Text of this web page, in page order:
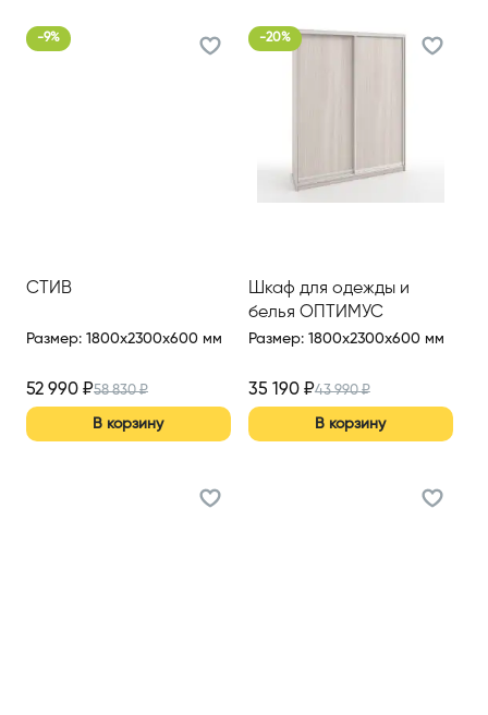
-9%
СТИВ
Размер: 1800x2300x600 мм
52 990 ₽58 830₽
В корзину
-20%
Шкаф для одежды и
белья ОПТИМУС
Размер: 1800x2300x600 мм
35 190₽43 990₽
В корзину